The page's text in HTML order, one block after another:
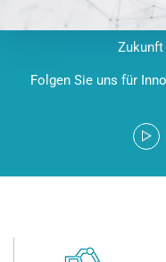
Zukunft
Folgen Sie uns für